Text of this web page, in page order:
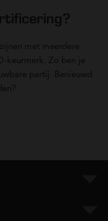
met meerdere
keurmerk. Zo ben je
partij. Benieuwd